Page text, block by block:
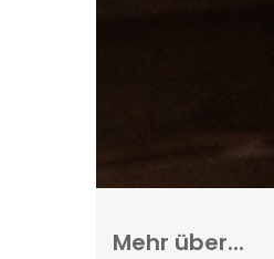
Mehr über...